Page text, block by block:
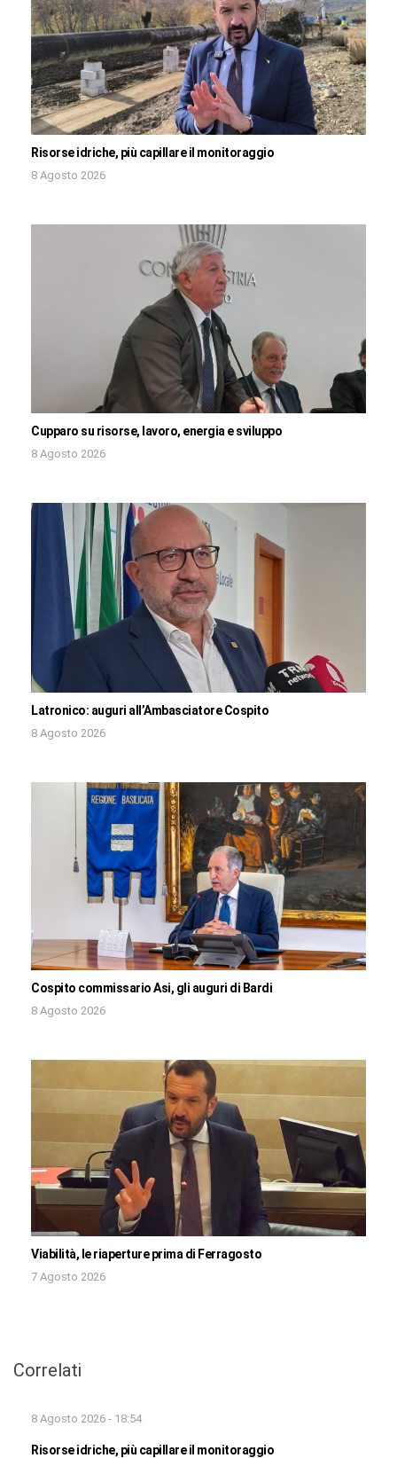
Risorse idriche, più capillare il monitoraggio
8 Agosto 2026
Cupparo su risorse, lavoro, energia e sviluppo
8 Agosto 2026
Latronico: auguri all’Ambasciatore Cospito
8 Agosto 2026
Cospito commissario Asi, gli auguri di Bardi
8 Agosto 2026
Viabilità, le riaperture prima di Ferragosto
7 Agosto 2026
Correlati
8 Agosto 2026 - 18:54
Risorse idriche, più capillare il monitoraggio